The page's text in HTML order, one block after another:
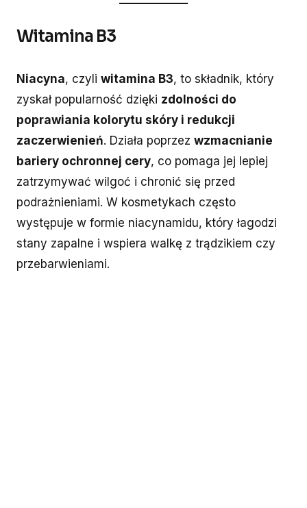
Witamina B3
Niacyna, czyli witamina B3, to składnik, który
zyskał popularność dzięki zdolności do
poprawiania kolorytu skóry i redukcji
zaczerwienień. Działa poprzez wzmacnianie
bariery ochronnej cery, co pomaga jej lepiej
zatrzymywać wilgoć i chronić się przed
podrażnieniami. W kosmetykach często
występuje w formie niacynamidu, który łagodzi
stany zapalne i wspiera walkę z trądzikiem czy
przebarwieniami.